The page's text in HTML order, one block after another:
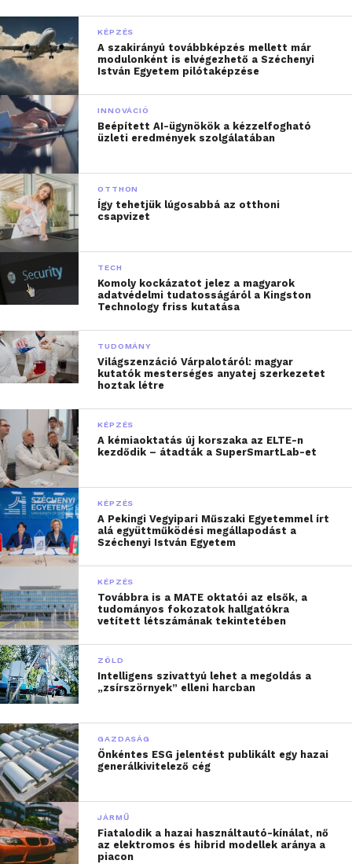
KÉPZÉS
A szakirányú továbbképzés mellett már
modulonként is elvégezhető a Széchenyi
István Egyetem pilótaképzése
INNOVÁCIÓ
Beépített AI-ügynökök a kézzelfogható
üzleti eredmények szolgálatában
OTTHON
Így tehetjük lúgosabbá az otthoni
csapvizet
TECH
Komoly kockázatot jelez a magyarok
adatvédelmi tudatosságáról a Kingston
Technology friss kutatása
TUDOMÁNY
Világszenzáció Várpalotáról: magyar
kutatók mesterséges anyatej szerkezetet
hoztak létre
KÉPZÉS
A kémiaoktatás új korszaka az ELTE-n
kezdődik – átadták a SuperSmartLab-et
KÉPZÉS
A Pekingi Vegyipari Műszaki Egyetemmel írt
alá együttműködési megállapodást a
Széchenyi István Egyetem
KÉPZÉS
Továbbra is a MATE oktatói az elsők, a
tudományos fokozatok hallgatókra
vetített létszámának tekintetében
ZÖLD
Intelligens szivattyú lehet a megoldás a
„zsírszörnyek” elleni harcban
GAZDASÁG
Önkéntes ESG jelentést publikált egy hazai
generálkivitelező cég
JÁRMŰ
Fiatalodik a hazai használtautó-kínálat, nő
az elektromos és hibrid modellek aránya a
piacon